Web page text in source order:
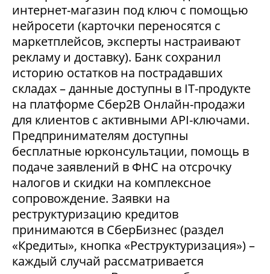
интернет-магазин под ключ с помощью
нейросети (карточки переносятся с
маркетплейсов, эксперты настраивают
рекламу и доставку). Банк сохранил
историю остатков на пострадавших
складах – данные доступны в IT-продукте
на платформе Сбер2В Онлайн-продажи
для клиентов с активными API-ключами.
Предпринимателям доступны
бесплатные юрконсультации, помощь в
подаче заявлений в ФНС на отсрочку
налогов и скидки на комплексное
сопровождение. Заявки на
реструктуризацию кредитов
принимаются в СберБизнес (раздел
«Кредиты», кнопка «Реструктуризация») –
каждый случай рассматривается